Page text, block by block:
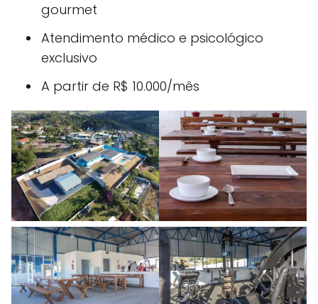
gourmet
Atendimento médico e psicológico
exclusivo
A partir de R$ 10.000/mês